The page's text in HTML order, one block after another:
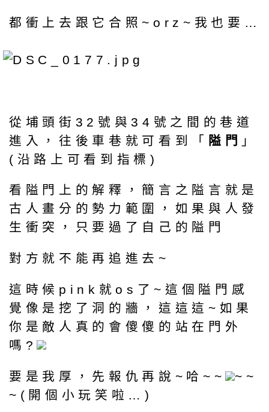
都衝上去跟它合照~orz~我也要…
從埔頭街32號與34號之間的巷道
進入，往後車巷就可看到「
隘門
」
(沿路上可看到指標)
看隘門上的解釋，簡言之隘言就是
古人畫分的勢力範圍，如果與人發
生衝突，只要過了自己的隘門
對方就不能再追進去~
這時候pink就os了~這個隘門感
覺像是挖了洞的牆，這這這~如果
你是敵人真的會傻傻的站在門外
嗎?
要是我厚，先報仇再說~哈~~
~~
~(開個小玩笑啦…)